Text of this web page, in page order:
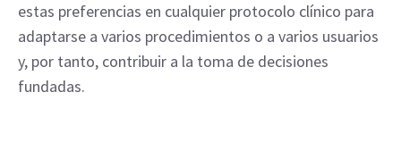
estas preferencias en cualquier protocolo clínico para
adaptarse a varios procedimientos o a varios usuarios
y, por tanto, contribuir a la toma de decisiones
fundadas.